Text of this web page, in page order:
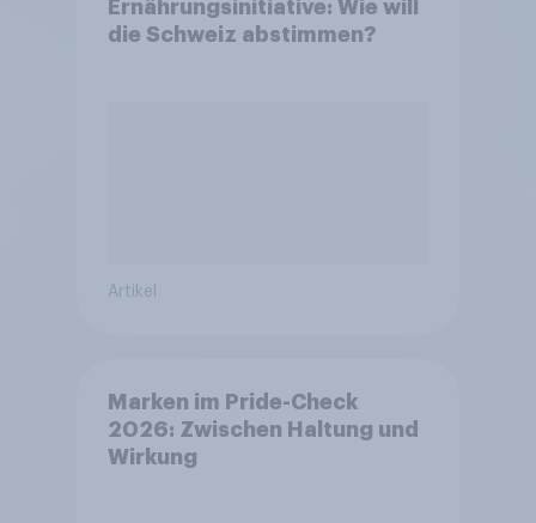
Ernährungsinitiative: Wie will
die Schweiz abstimmen?
Artikel
Marken im Pride-Check
2026: Zwischen Haltung und
Wirkung